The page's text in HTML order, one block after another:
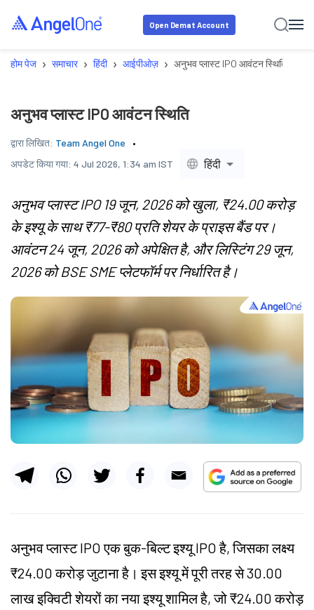
Open Demat Account
होम पेज › समाचार › हिंदी › आईपीओज़ › अनुभव प्लास्ट IPO आवंटन स्थिति
अनुभव प्लास्ट IPO आवंटन स्थिति
द्वारा लिखित: Team Angel One
अपडेट किया गया: 4 Jul 2026, 1:34 am IST हिंदी
अनुभव प्लास्ट IPO 19 जून, 2026 को खुला, ₹24.00 करोड़
के इश्यू के साथ ₹77-₹80 प्रति शेयर के प्राइस बैंड पर।
आवंटन 24 जून, 2026 को अपेक्षित है, और लिस्टिंग 29 जून,
2026 को BSE SME प्लेटफॉर्म पर निर्धारित है।
अनुभव प्लास्ट IPO एक बुक-बिल्ट इश्यू IPO है, जिसका लक्ष्य
₹24.00 करोड़ जुटाना है। इस इश्यू में पूरी तरह से 30.00
लाख इक्विटी शेयरों का नया इश्यू शामिल है, जो ₹24.00 करोड़